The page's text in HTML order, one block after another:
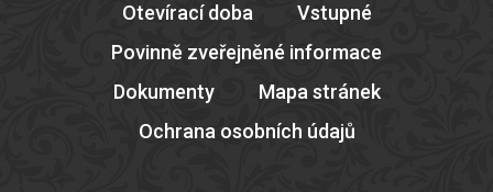
Otevírací doba
Vstupné
Povinně zveřejněné informace
Dokumenty
Mapa stránek
Ochrana osobních údajů